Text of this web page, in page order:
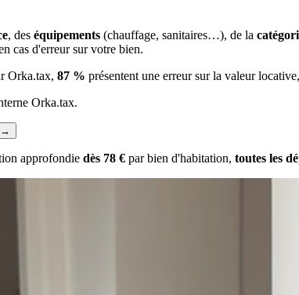
, des équipements (chauffage, sanitaires…), de la
cas d'erreur sur votre bien.
Orka.tax, 87 % présentent une erreur sur la valeur
Orka.tax.
→
approfondie dès 78 € par bien d'habitation, toutes les